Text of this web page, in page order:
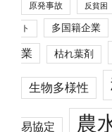
原発事故 反貧困
ト 多国籍企業
業 枯れ葉剤
生物多様性
易協定 農